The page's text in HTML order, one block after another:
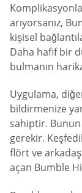
arıyorsanız,
kişisel
Daha hafif bir
bulmanın
Uygulama,
bildirmenize
sahiptir.
gerekir.
flört ve
açan Bumble